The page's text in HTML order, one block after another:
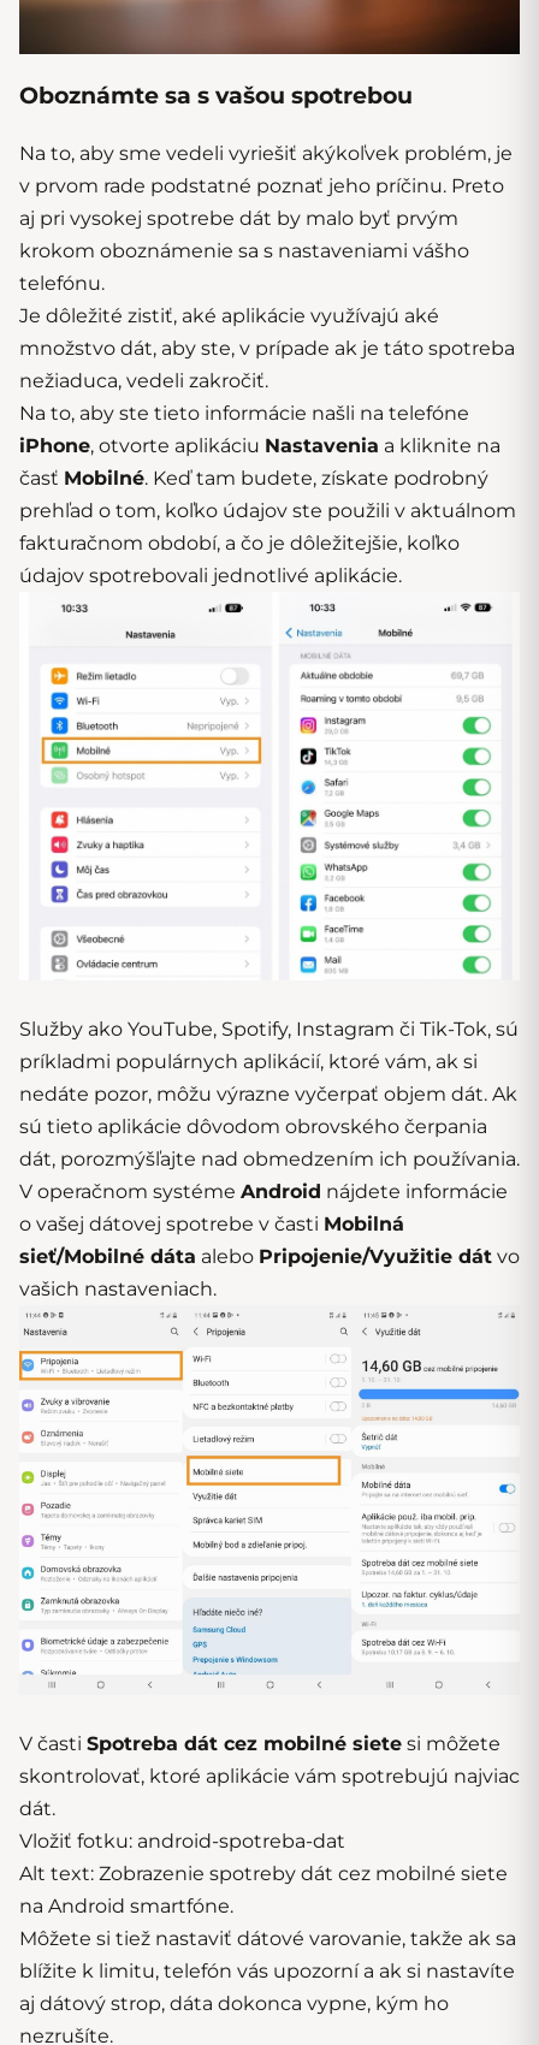
Oboznámte sa s vašou spotrebou
Na to, aby sme vedeli vyriešiť akýkoľvek problém, je
v prvom rade podstatné poznať jeho príčinu. Preto
aj pri vysokej spotrebe dát by malo byť prvým
krokom oboznámenie sa s nastaveniami vášho
telefónu.
Je dôležité zistiť, aké aplikácie využívajú aké
množstvo dát, aby ste, v prípade ak je táto spotreba
nežiaduca, vedeli zakročiť.
Na to, aby ste tieto informácie našli na telefóne
iPhone, otvorte aplikáciu Nastavenia a kliknite na
časť Mobilné. Keď tam budete, získate podrobný
prehľad o tom, koľko údajov ste použili v aktuálnom
fakturačnom období, a čo je dôležitejšie, koľko
údajov spotrebovali jednotlivé aplikácie.
Služby ako YouTube, Spotify, Instagram či Tik-Tok, sú
príkladmi populárnych aplikácií, ktoré vám, ak si
nedáte pozor, môžu výrazne vyčerpať objem dát. Ak
sú tieto aplikácie dôvodom obrovského čerpania
dát, porozmýšľajte nad obmedzením ich používania.
V operačnom systéme Android nájdete informácie
o vašej dátovej spotrebe v časti Mobilná
sieť/Mobilné dáta alebo Pripojenie/Využitie dát vo
vašich nastaveniach.
V časti Spotreba dát cez mobilné siete si môžete
skontrolovať, ktoré aplikácie vám spotrebujú najviac
dát.
Vložiť fotku: android-spotreba-dat
Alt text: Zobrazenie spotreby dát cez mobilné siete
na Android smartfóne.
Môžete si tiež nastaviť dátové varovanie, takže ak sa
blížite k limitu, telefón vás upozorní a ak si nastavíte
aj dátový strop, dáta dokonca vypne, kým ho
nezrušíte.